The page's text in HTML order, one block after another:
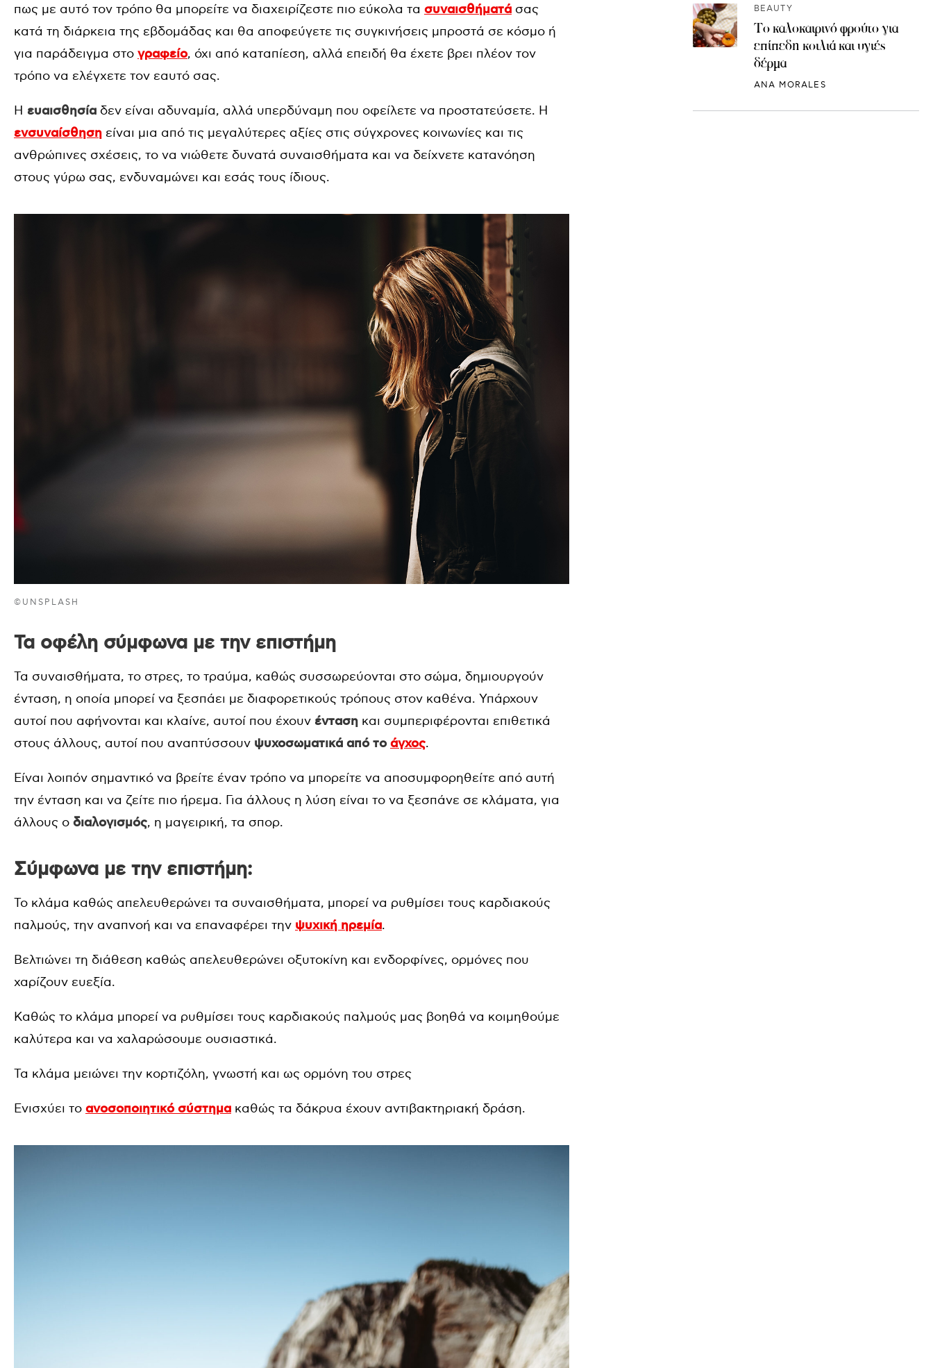
πως με αυτό τον τρόπο θα μπορείτε να διαχειρίζεστε πιο εύκολα τα συναισθήματά σας
κατά τη διάρκεια της εβδομάδας και θα αποφεύγετε τις συγκινήσεις μπροστά σε κόσμο ή
για παράδειγμα στο γραφείο, όχι από καταπίεση, αλλά επειδή θα έχετε βρει πλέον τον
τρόπο να ελέγχετε τον εαυτό σας.
Η ευαισθησία δεν είναι αδυναμία, αλλά υπερδύναμη που οφείλετε να προστατεύσετε. Η
ενσυναίσθηση είναι μια από τις μεγαλύτερες αξίες στις σύγχρονες κοινωνίες και τις
ανθρώπινες σχέσεις, το να νιώθετε δυνατά συναισθήματα και να δείχνετε κατανόηση
στους γύρω σας, ενδυναμώνει και εσάς τους ίδιους.
©UNSPLASH
Τα οφέλη σύμφωνα με την επιστήμη
Τα συναισθήματα, το στρες, το τραύμα, καθώς συσσωρεύονται στο σώμα, δημιουργούν
ένταση, η οποία μπορεί να ξεσπάει με διαφορετικούς τρόπους στον καθένα. Υπάρχουν
αυτοί που αφήνονται και κλαίνε, αυτοί που έχουν ένταση και συμπεριφέρονται επιθετικά
στους άλλους, αυτοί που αναπτύσσουν ψυχοσωματικά από τοάγχος.
Είναι λοιπόν σημαντικό να βρείτε έναν τρόπο να μπορείτε να αποσυμφορηθείτε από αυτή
την ένταση και να ζείτε πιο ήρεμα. Για άλλους η λύση είναι το να ξεσπάνε σε κλάματα, για
άλλους ο διαλογισμός, η μαγειρική, τα σπορ.
Σύμφωνα με την επιστήμη:
Το κλάμα καθώς απελευθερώνει τα συναισθήματα, μπορεί να ρυθμίσει τους καρδιακούς
παλμούς, την αναπνοή και να επαναφέρει την ψυχική ηρεμία.
Βελτιώνει τη διάθεση καθώς απελευθερώνει οξυτοκίνη και ενδορφίνες, ορμόνες που
χαρίζουν ευεξία.
Καθώς το κλάμα μπορεί να ρυθμίσει τους καρδιακούς παλμούς μας βοηθά να κοιμηθούμε
καλύτερα και να χαλαρώσουμε ουσιαστικά.
Τα κλάμα μειώνει την κορτιζόλη, γνωστή και ως ορμόνη του στρες
Ενισχύει το ανοσοποιητικό σύστημα καθώς τα δάκρυα έχουν αντιβακτηριακή δράση.
BEAUTY
Το καλοκαιρινό φρούτο για
επίπεδη κοιλιά και υγιές
δέρμα
ANA MORALES